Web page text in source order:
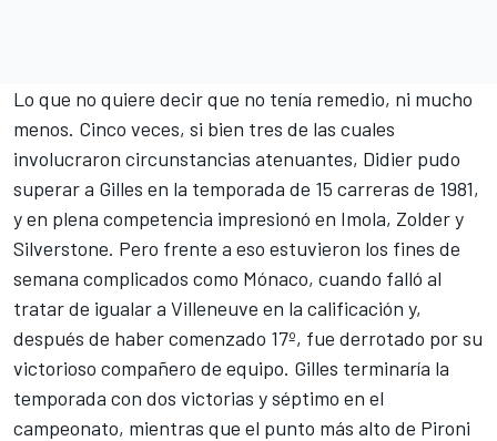
Lo que no quiere decir que no tenía remedio, ni mucho
menos. Cinco veces, si bien tres de las cuales
involucraron circunstancias atenuantes, Didier pudo
superar a Gilles en la temporada de 15 carreras de 1981,
y en plena competencia impresionó en Imola, Zolder y
Silverstone. Pero frente a eso estuvieron los fines de
semana complicados como Mónaco, cuando falló al
tratar de igualar a Villeneuve en la calificación y,
después de haber comenzado 17º, fue derrotado por su
victorioso compañero de equipo. Gilles terminaría la
temporada con dos victorias y séptimo en el
campeonato, mientras que el punto más alto de Pironi